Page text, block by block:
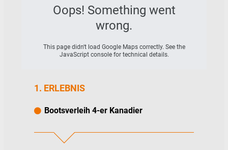
und sofort lospaddeln.
Oops! Something went
wrong.
This page didn't load Google Maps correctly. See the
JavaScript console for technical details.
1. ERLEBNIS
Bootsverleih 4-er Kanadier